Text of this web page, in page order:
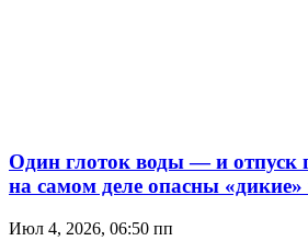
Один глоток воды — и отпуск
на самом деле опасны
Июл 4, 2026, 06:50 пп